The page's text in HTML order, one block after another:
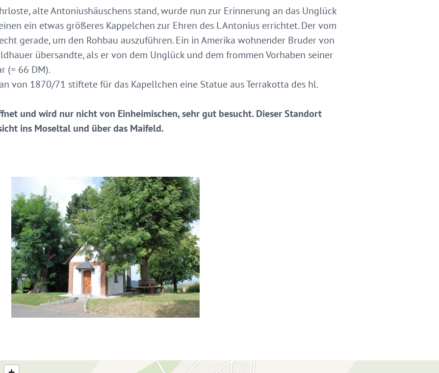
alte Antoniushäuschens stand, wurde nun zur Erinnerung an das Unglück
ein etwas größeres Kappelchen zur Ehren des l. Antonius errichtet. Der vom
gerade, um den Rohbau auszuführen. Ein in Amerika wohnender Bruder von
übersandte, als er von dem Unglück und dem frommen Vorhaben seiner
(= 66 DM).
von 1870/71 stiftete für das Kapellchen eine Statue aus Terrakotta des hl.
und wird nur nicht von Einheimischen, sehr gut besucht. Dieser Standort
ins Moseltal und über das Maifeld.